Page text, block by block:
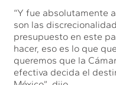
“Y fue absolutamente
son las
presupuesto en este
hacer, eso es lo que
queremos que la
efectiva decida el